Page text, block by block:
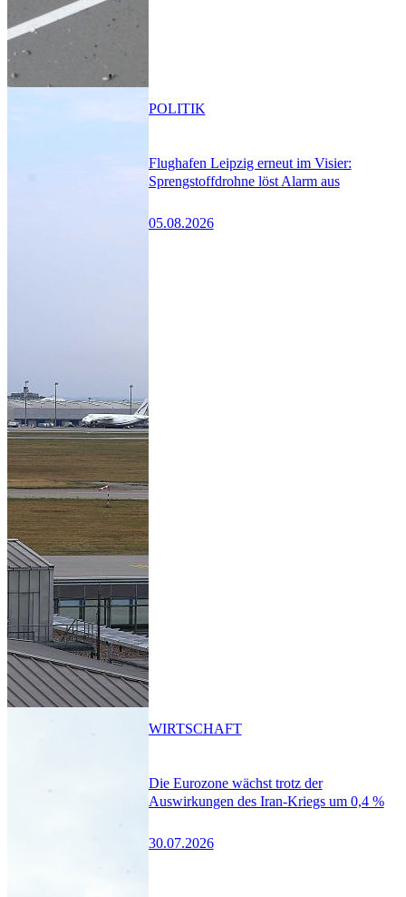
Flughafen Leipzig erneut im Visier:
Sprengstoffdrohne löst Alarm aus
05.08.2026
POLITIK
Die Eurozone wächst trotz der
Auswirkungen des Iran-Kriegs um 0,4 %
30.07.2026
WIRTSCHAFT